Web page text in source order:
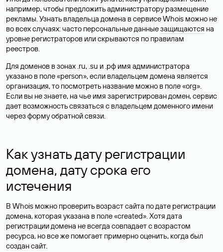
например, чтобы предложить администратору размещение
рекламы. Узнать владельца домена в сервисе Whois можно не
во всех случаях: часто персональные данныезащищаются на
уровне регистраторов или скрываются по правилам
реестров.
Для доменов в зонах .ru, .su и .рф имя администратора
указано в поле «person», если владельцем домена является
организация, то посмотреть название можно в поле «org».
Если вы не знаете, на чье имя зарегистрирован домен, сервис
дает возможность связаться с владельцем доменного имени
через форму обратной связи.
Как узнать дату регистрации
домена, дату срока его
истечения
В Whois можно проверить возраст сайта по дате регистрации
домена, которая указана в поле «created». Хотя дата
регистрации домена не всегда совпадает с возрастом
ресурса, но все же помогает примерно оценить, когда был
создан сайт.